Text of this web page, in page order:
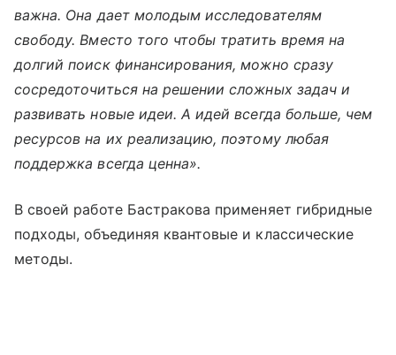
важна. Она дает молодым исследователям
свободу. Вместо того чтобы тратить время на
долгий поиск финансирования, можно сразу
сосредоточиться на решении сложных задач и
развивать новые идеи. А идей всегда больше, чем
ресурсов на их реализацию, поэтому любая
поддержка всегда ценна».
В своей работе Бастракова применяет гибридные
подходы, объединяя квантовые и классические
методы.